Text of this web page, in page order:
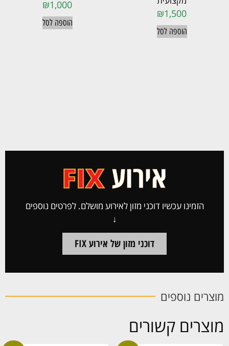
₪1,500
הוספה לסל
₪1,000
הוספה לסל
הזמינו עכשיו דוכני מזון לאירוע מושלם. לפרטים נוספים
↓
דוכני מזון של אירוע FIX
מוצרים נוספים
מוצרים קשורים